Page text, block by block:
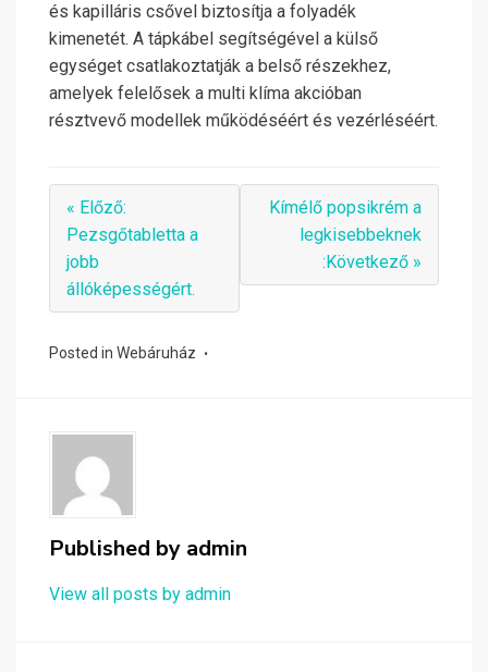
és kapilláris csővel biztosítja a folyadék
kimenetét. A tápkábel segítségével a külső
egységet csatlakoztatják a belső részekhez,
amelyek felelősek a multi klíma akcióban
résztvevő modellek működéséért és vezérléséért.
« Előző:
Pezsgőtabletta a
jobb
állóképességért.
Kímélő popsikrém a
legkisebbeknek
:Következő »
Posted in Webáruház
Published by admin
View all posts by admin